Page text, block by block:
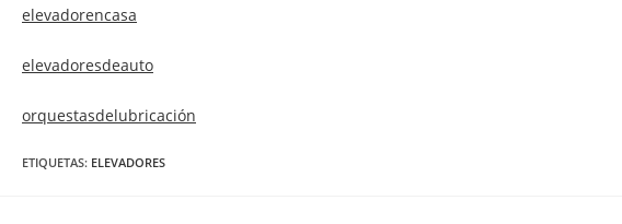
elevadorencasa
elevadoresdeauto
orquestasdelubricación
ETIQUETAS: ELEVADORES